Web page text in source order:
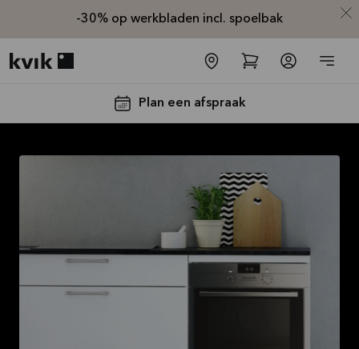
-30% op werkbladen incl. spoelbak
Plan een afspraak
-30% op alle
werkbladen